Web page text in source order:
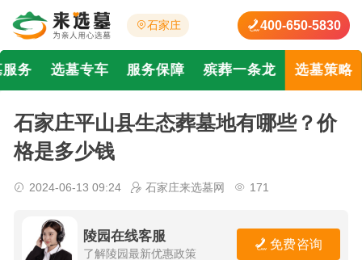
石家庄 400-650-5830
务 选墓专车 服务保障 殡葬一条龙 选墓策略
石家庄平山县生态葬墓地有哪些？价
格是多少钱
2024-06-13 09:24 石家庄来选墓网 171
陵园在线客服
了解陵园最新优惠政策
免费咨询